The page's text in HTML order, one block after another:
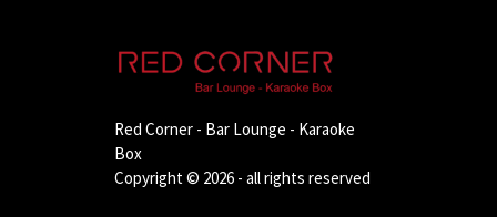
Red Corner - Bar Lounge - Karaoke
Box
Copyright © 2026 - all rights reserved